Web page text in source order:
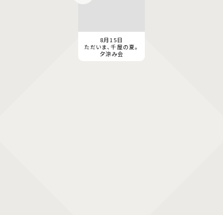
8月15日
ただいま、千屋の夏。
夕涼み会